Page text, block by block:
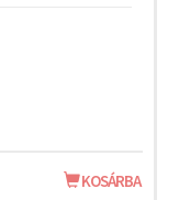
KOSÁRBA